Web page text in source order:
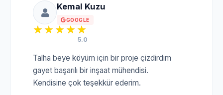
Kemal Kuzu
GOOGLE
5.0
Talha beye köyüm için bir proje çizdirdim
gayet başarılı bir inşaat mühendisi.
Kendisine çok teşekkür ederim.